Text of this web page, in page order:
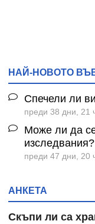
НАЙ-НОВОТО
Спечели ли
преди 38 дни, 21
Може ли да
изследвания?
преди 47 дни, 20
АНКЕТА
Скъпи ли са